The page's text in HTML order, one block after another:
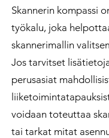
Skannerin kompassi
työkalu, joka
skannerimallin
Jos tarvitset
perusasiat
voidaan toteuttaa
tai tarkat mitat